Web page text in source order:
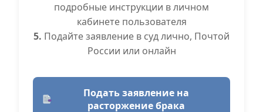
подробные инструкции в личном
кабинете пользователя
5. Подайте заявление в суд лично, Почтой
России или онлайн
Подать заявление на
расторжение брака